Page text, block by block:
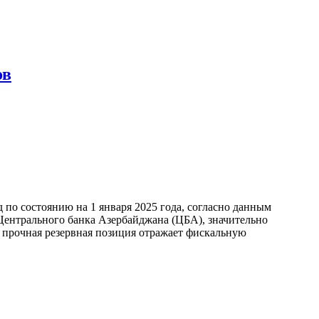
состоянию на 1 января 2025 года, согласно данным
банка Азербайджана (ЦБА), значительно
резервная позиция отражает фискальную